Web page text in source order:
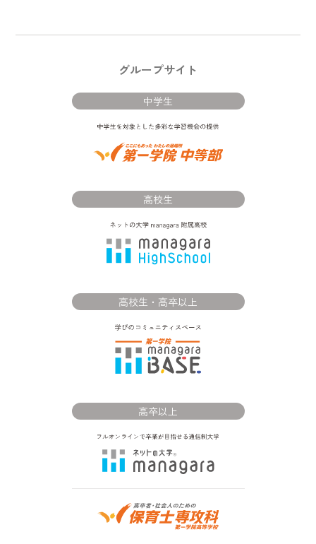
グループサイト
中学生
高校生
高校生・高卒以上
高卒以上